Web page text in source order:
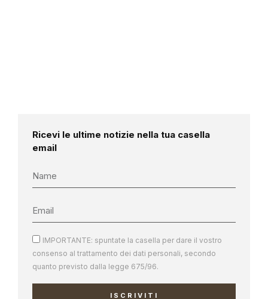
Ricevi le ultime notizie nella tua casella
email
IMPORTANTE: spuntate la casella per dare il vostro
consenso al trattamento dei dati personali, secondo
quanto previsto dalla legge 675/96.
ISCRIVITI